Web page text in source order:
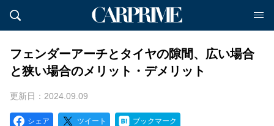
フェンダーアーチとタイヤの隙間、広い場合
と狭い場合のメリット・デメリット
更新日：2024.09.09
シェア ツイート ブックマーク